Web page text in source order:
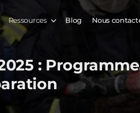
Ressources Blog Nous
: